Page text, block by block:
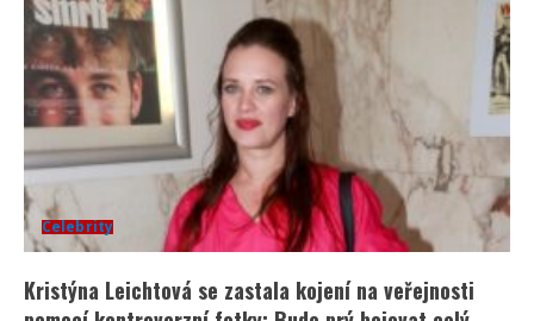
Celebrity
Kristýna Leichtová se zastala kojení na veřejnosti